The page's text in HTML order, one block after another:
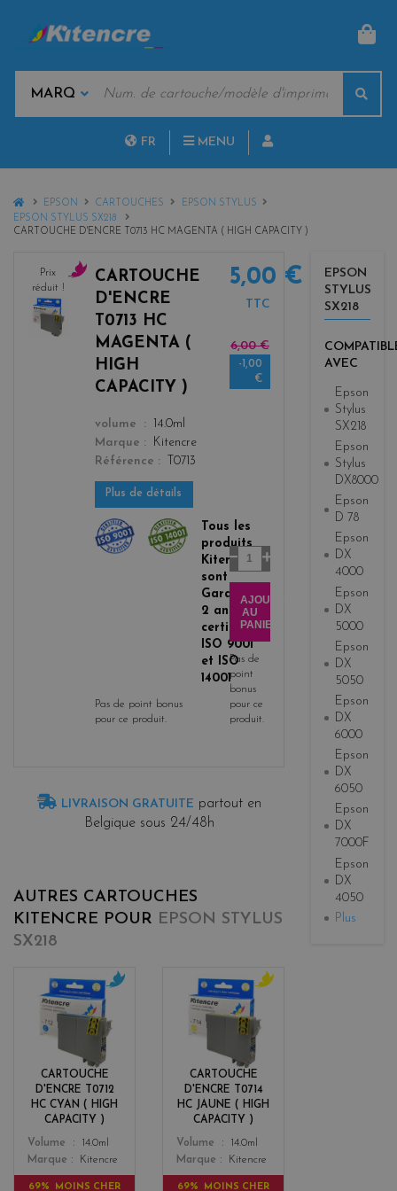
MARQUES
CLÉS
FR MENU
HOMEEPSON CARTOUCHES
EPSON STYLUS
EPSON STYLUS SX218
CARTOUCHE D'ENCRE T0713 HC MAGENTA ( HIGH CAPACITY )
Prix
réduit !
CARTOUCHE
D'ENCRE
T0713 HC
MAGENTA (
HIGH
CAPACITY )
color
volume
14.0ml
Marque
Kitencre
Référence
T0713
Plus de détails
Tous les
produits
Kitencre
sont
Garantis
2 ans,
certifiés
ISO 9001
et ISO
14001
Pas de point bonus
pour ce produit.
5,00 €
TTC
6,00 €
-1,00
€
Quantité
AJOUTER
AU
PANIER
Pas de
point
bonus
pour ce
produit.
LIVRAISON GRATUITE partout en
Belgique sous 24/48h
AUTRES CARTOUCHES
KITENCRE POUR EPSON STYLUS
SX218
CARTOUCHE
D'ENCRE T0712
HC CYAN ( HIGH
CAPACITY )
Color
c
y
a
n
Volume
14.0ml
Marque
Kitencre
69% MOINS CHER
CARTOUCHE
D'ENCRE T0714
HC JAUNE ( HIGH
CAPACITY )
Color
e
l
l
o
w
Volume
14.0ml
Marque
Kitencre
69% MOINS CHER
EPSON
STYLUS
SX218
AVEC
Epson
Stylus
SX218
Epson
Stylus
DX8000
Epson
D 78
Epson
DX
4000
Epson
DX
5000
Epson
DX
5050
Epson
DX
6000
Epson
DX
6050
Epson
DX
7000F
Epson
DX
4050
Plus